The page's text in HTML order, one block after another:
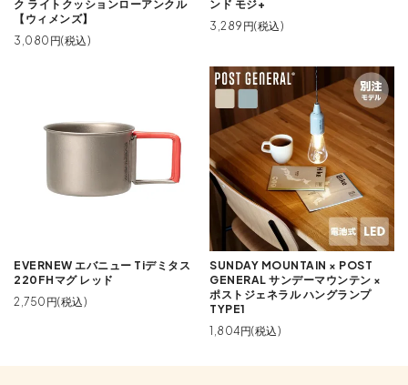
ク ライトクッションローアンクル
【ウィメンズ】
3,080円(税込)
ンド モジ+
3,289円(税込)
EVERNEW エバニュー Tiデミタス
220FHマグ レッド
2,750円(税込)
SUNDAY MOUNTAIN × POST
GENERAL サンデーマウンテン ×
ポストジェネラル ハングランプ
TYPE1
1,804円(税込)